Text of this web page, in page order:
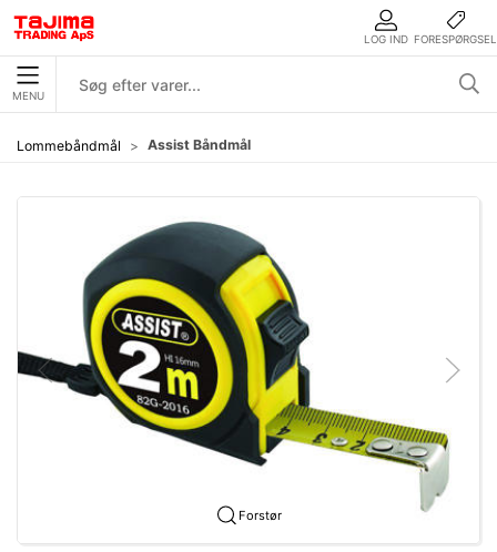
LOG IND FORESPØRGSEL
MENU
Lommebåndmål Assist Båndmål
Forstør